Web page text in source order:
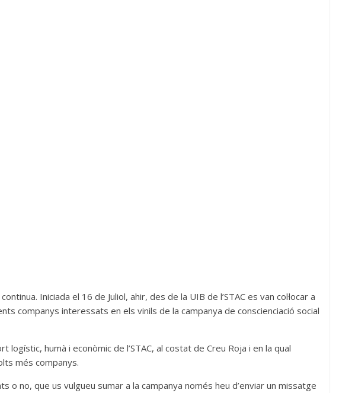
Iniciada el 16 de Juliol, ahir, des de la UIB de l’STAC es van col·locar a
companys interessats en els vinils de la campanya de conscienciació social
logístic, humà i econòmic de l’STAC, al costat de Creu Roja i en la qual
més companys.
o no, que us vulgueu sumar a la campanya només heu d’enviar un missatge